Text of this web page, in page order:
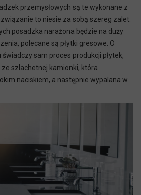
przemysłowych są te wykonane z
to niesie za sobą szereg zalet.
posadzka narażona będzie na duży
polecane są płytki gresowe. O
sam proces produkcji płytek,
szlachetnej kamionki, która
naciskiem, a następnie wypalana w